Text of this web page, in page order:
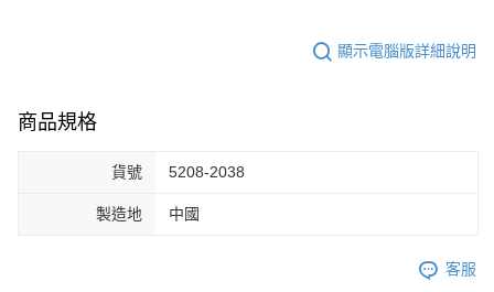
顯示電腦版詳細說明
商品規格
貨號 5208-2038
製造地 中國
客服